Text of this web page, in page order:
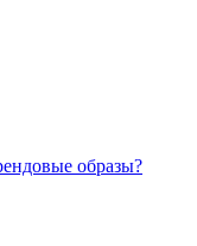
образы?